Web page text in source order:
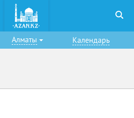
Алматы Календарь